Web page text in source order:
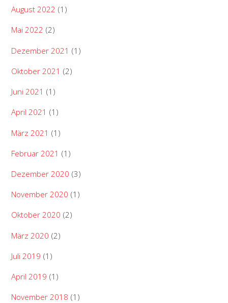
August 2022 (1)
Mai 2022 (2)
Dezember 2021 (1)
Oktober 2021 (2)
Juni 2021 (1)
April 2021 (1)
März 2021 (1)
Februar 2021 (1)
Dezember 2020 (3)
November 2020 (1)
Oktober 2020 (2)
März 2020 (2)
Juli 2019 (1)
April 2019 (1)
November 2018 (1)